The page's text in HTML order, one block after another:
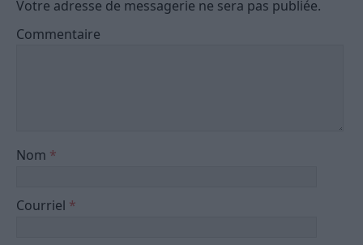
Votre adresse de messagerie ne sera pas publiée.
Commentaire
Nom *
Courriel *